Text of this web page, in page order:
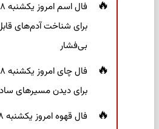
برای شناخت آدم‌های
بی‌فشار
برای دیدن مسیرهای